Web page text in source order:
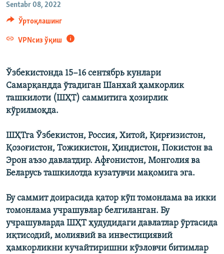
Sentabr 08, 2022
Ўртоқлашинг
VPNсиз ўқиш
Ўзбекистонда 15−16 сентябрь кунлари
Самарқандда ўтадиган Шанхай ҳамкорлик
ташкилоти (ШҲТ) саммитига ҳозирлик
кўрилмоқда.
ШҲТга Ўзбекистон, Россия, Хитой, Қирғизистон,
Қозоғистон, Тожикистон, Ҳиндистон, Покистон ва
Эрон аъзо давлатдир. Афғонистон, Монголия ва
Беларусь ташкилотда кузатувчи мақомига эга.
Бу саммит доирасида қатор кўп томонлама ва икки
томонлама учрашувлар белгиланган. Бу
учрашувларда ШҲТ ҳудудидаги давлатлар ўртасида
иқтисодий, молиявий ва инвестициявий
ҳамкорликни кучайтиришни кўзловчи битимлар